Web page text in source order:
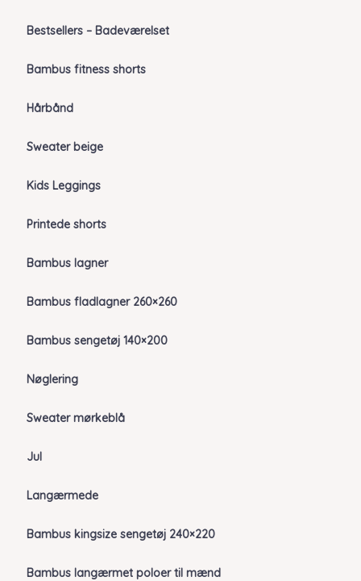
Bestsellers – Badeværelset
Bambus fitness shorts
Hårbånd
Sweater beige
Kids Leggings
Printede shorts
Bambus lagner
Bambus fladlagner 260×260
Bambus sengetøj 140×200
Nøglering
Sweater mørkeblå
Jul
Langærmede
Bambus kingsize sengetøj 240×220
Bambus langærmet poloer til mænd